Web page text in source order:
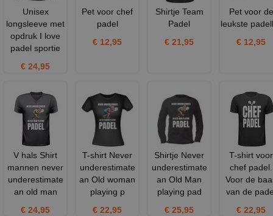
Unisex
longsleeve met
opdruk I love
padel sportie
€ 24,95
Pet voor chef
padel
€ 12,95
Shirtje Team
Padel
€ 21,95
Pet voor de
leukste
€ 12,95
V hals Shirt
mannen never
underestimate
an old man
€ 24,95
T-shirt Never
underestimate
an Old woman
playing p
€ 22,95
Shirtje Never
underestimate
an Old Man
playing pad
€ 25,95
T-shirt voor
chef padel.
Voor de
van de
€ 22,95